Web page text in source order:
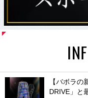
【バボラ
DRIVE」と